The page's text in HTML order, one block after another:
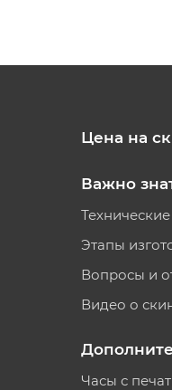
Цена на
Важно
Этапы
Вопросы и
Видео о
Часы с